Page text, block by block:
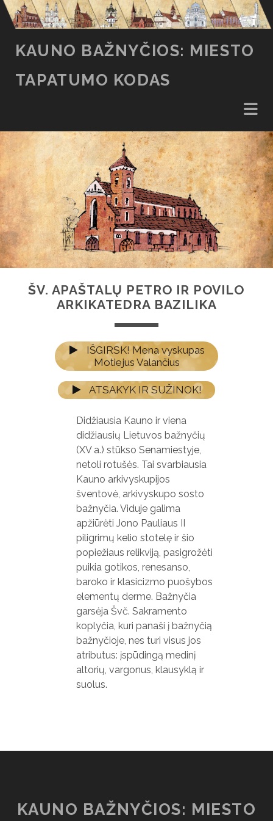
KAUNO BAŽNYČIOS: MIESTO
TAPATUMO KODAS
ŠV. APAŠTALŲ PETRO IR POVILO
ARKIKATEDRA BAZILIKA
IŠGIRSK! Mena vyskupas
Motiejus Valančius
ATSAKYK IR SUŽINOK!
Didžiausia Kauno ir viena
didžiausių Lietuvos bažnyčių
(XV a.) stūkso Senamiestyje,
netoli rotušės. Tai svarbiausia
Kauno arkivyskupijos
šventovė, arkivyskupo sosto
bažnyčia. Viduje galima
apžiūrėti Jono Pauliaus II
piligrimų kelio stotelę ir šio
popiežiaus relikviją, pasigrožėti
puikia gotikos, renesanso,
baroko ir klasicizmo puošybos
elementų derme. Bažnyčia
garsėja Švč. Sakramento
koplyčia, kuri panaši į bažnyčią
bažnyčioje, nes turi visus jos
atributus: įspūdingą medinį
altorių, vargonus, klausyklą ir
suolus.
KAUNO BAŽNYČIOS: MIESTO